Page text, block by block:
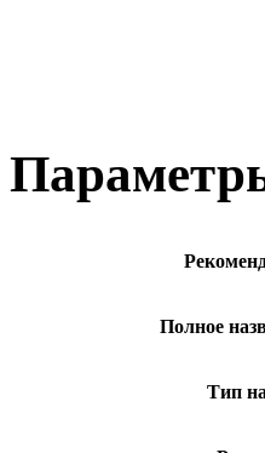
Полное
Тип